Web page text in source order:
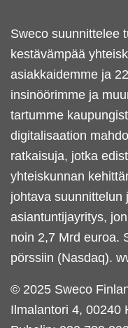
Sweco suunnittelee
kestävämpää
asiakkaidemme ja
insinöörimme ja
tartumme
digitalisaation
ratkaisuja, jotka
yhteiskunnan
johtava suunnittelun
asiantuntijayritys,
noin 2,7 Mrd euroa.
pörssiin (Nasdaq).
© 2025 Sweco
Ilmalantori 4, 00240